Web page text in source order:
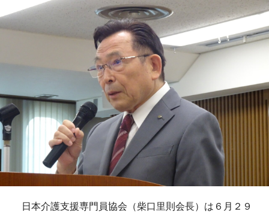
日本介護支援専門員協会（柴口里則会長）は６月２９